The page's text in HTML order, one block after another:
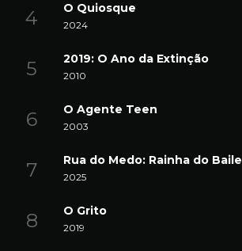
O Quiosque
2024
2019: O Ano da Extinção
2010
O Agente Teen
2003
Rua do Medo: Rainha do Baile
2025
O Grito
2019